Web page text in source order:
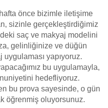
önce bizimle iletişime
sizinle gerçekleştirdiğimiz
saç ve makyaj modelini
gelinliğinize ve düğün
yapıyoruz.
bu uygulamayla,
hedefliyoruz.
bu prova sayesinde, o gün
öğrenmiş oluyorsunuz.